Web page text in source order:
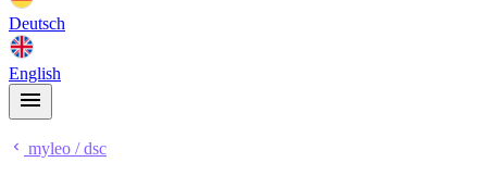
Deutsch
English
myleo / dsc